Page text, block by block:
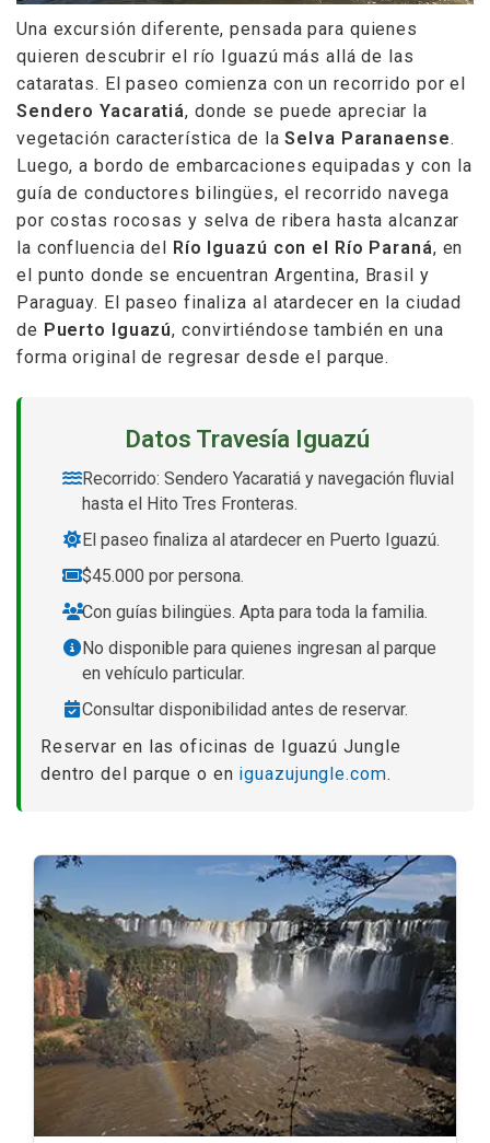
Una excursión diferente, pensada para quienes
quieren descubrir el río Iguazú más allá de las
cataratas. El paseo comienza con un recorrido por el
Sendero Yacaratiá, donde se puede apreciar la
vegetación característica de laSelva Paranaense.
Luego, a bordo de embarcaciones equipadas y con la
guía de conductores bilingües, el recorrido navega
por costas rocosas y selva de ribera hasta alcanzar
la confluencia del Río Iguazú con el Río Paraná, en
el punto donde se encuentran Argentina, Brasil y
Paraguay. El paseo finaliza al atardecer en la ciudad
de Puerto Iguazú, convirtiéndose también en una
forma original de regresar desde el parque.
Datos Travesía Iguazú
Recorrido: Sendero Yacaratiá y navegación fluvial
hasta el Hito Tres Fronteras.
El paseo finaliza al atardecer en Puerto Iguazú.
$45.000 por persona.
Con guías bilingües. Apta para toda la familia.
No disponible para quienes ingresan al parque
en vehículo particular.
Consultar disponibilidad antes de reservar.
Reservar en las oficinas de Iguazú Jungle
dentro del parque o en iguazujungle.com.